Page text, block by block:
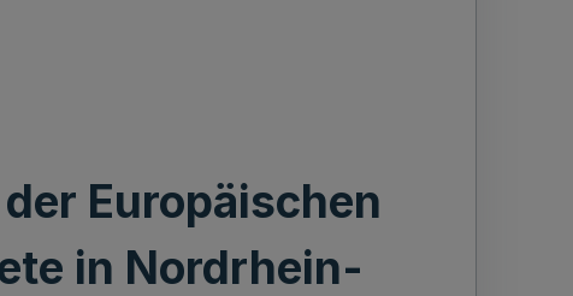
Europäischen
in Nordrhein-